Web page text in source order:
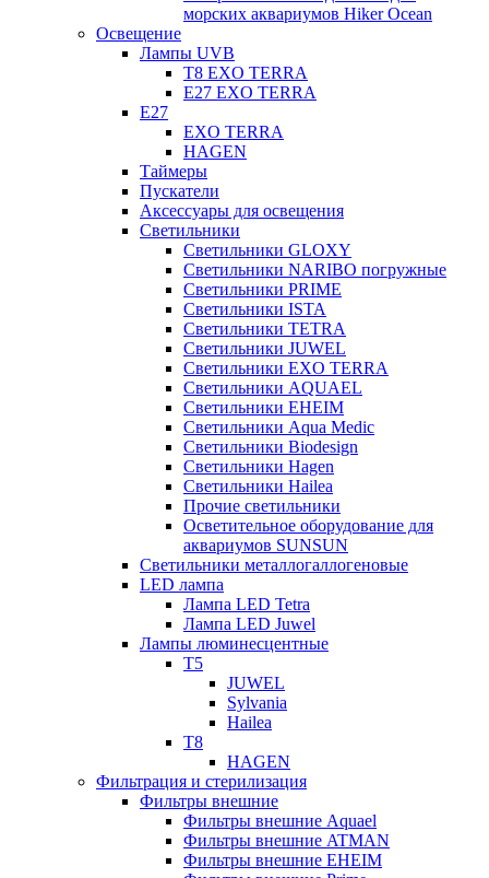
морских аквариумов Hiker Ocean
Освещение
Лампы UVB
Т8 EXO TERRA
Е27 EXO TERRA
Е27
EXO TERRA
HAGEN
Таймеры
Пускатели
Аксессуары для освещения
Светильники
Светильники GLOXY
Светильники NARIBO погружные
Светильники PRIME
Светильники ISTA
Светильники TETRA
Светильники JUWEL
Светильники EXO TERRA
Светильники AQUAEL
Светильники EHEIM
Светильники Aqua Medic
Светильники Biodesign
Светильники Hagen
Светильники Hailea
Прочие светильники
Осветительное оборудование для
аквариумов SUNSUN
Светильники металлогаллогеновые
LED лампа
Лампа LED Tetra
Лампа LED Juwel
Лампы люминесцентные
T5
JUWEL
Sylvania
Hailea
T8
HAGEN
Фильтрация и стерилизация
Фильтры внешние
Фильтры внешние Aquael
Фильтры внешние ATMAN
Фильтры внешние EHEIM